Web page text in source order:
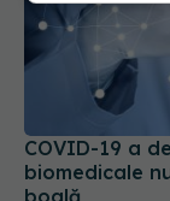
COVID-19 a
biomedicale
boală